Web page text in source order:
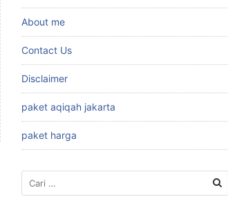
About me
Contact Us
Disclaimer
paket aqiqah jakarta
paket harga
Cari
untuk: